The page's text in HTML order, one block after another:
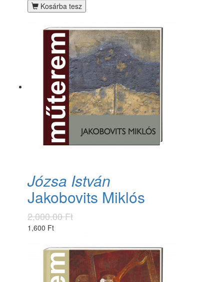
Kosárba tesz
Józsa István
Jakobovits Miklós
2,000.00 Ft
1,600 Ft